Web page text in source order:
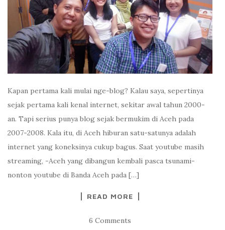
Kapan pertama kali mulai nge-blog? Kalau saya, sepertinya
sejak pertama kali kenal internet, sekitar awal tahun 2000-
an. Tapi serius punya blog sejak bermukim di Aceh pada
2007-2008. Kala itu, di Aceh hiburan satu-satunya adalah
internet yang koneksinya cukup bagus. Saat youtube masih
streaming, -Aceh yang dibangun kembali pasca tsunami-
nonton youtube di Banda Aceh pada […]
READ MORE
6 Comments